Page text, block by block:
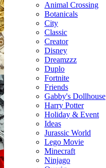
Animal Crossing
Botanicals
City
Classic
Creator
Disney
Dreamzzz
Duplo
Fortnite
Friends
Gabby's Dollhouse
Harry Potter
Holiday & Event
Ideas
Jurassic World
Lego Movie
Minecraft
Ninjago